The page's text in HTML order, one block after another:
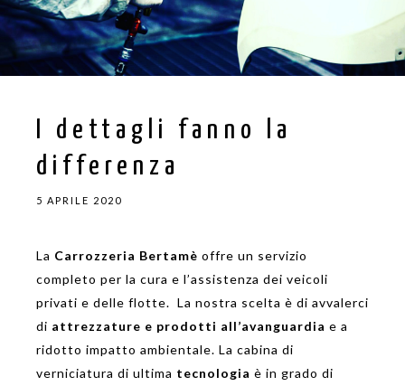
I dettagli fanno la
differenza
5 APRILE 2020
La Carrozzeria Bertamè offre un servizio
completo per la cura e l’assistenza dei veicoli
privati e delle flotte. La nostra scelta è di avvalerci
di attrezzature e prodotti all’avanguardia e a
ridotto impatto ambientale. La cabina di
verniciatura di ultima tecnologia è in grado di